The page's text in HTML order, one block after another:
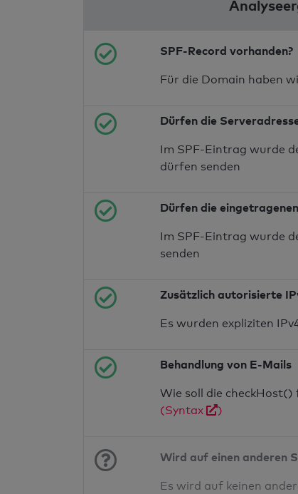
SPF-Record vorhanden?
Für die Domain haben
Dürfen die
Im SPF-Eintrag wurde
dürfen senden
Dürfen die
Im SPF-Eintrag wurde
senden
Zusätzlich autorisierte
Es wurden expliziten
Behandlung von E-Mails
Wie soll die
(Syntax
)
Wird auf einen anderen
Es wird auf keinen